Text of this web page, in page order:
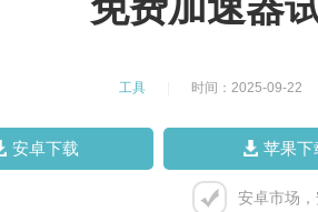
工具 时间：2025-09-22
安卓下载 苹果下
安卓市场